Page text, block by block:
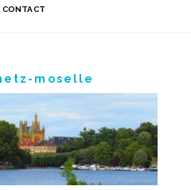
CONTACT
moselle